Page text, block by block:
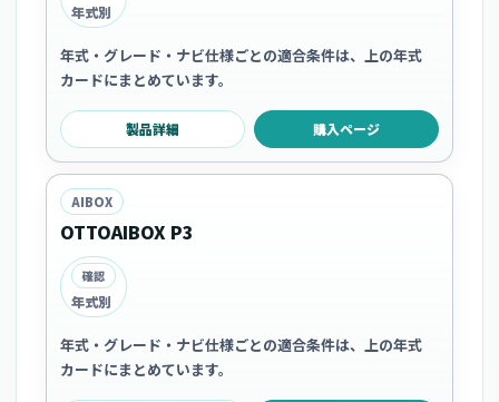
年式別
年式・グレード・ナビ仕様ごとの適合条件は、上の年式
カードにまとめています。
製品詳細 購入ページ
AIBOX
OTTOAIBOX P3
確認
年式別
年式・グレード・ナビ仕様ごとの適合条件は、上の年式
カードにまとめています。